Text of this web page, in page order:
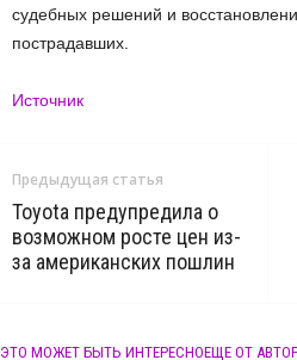
судебных решений и
пострадавших.
Источник
Предыдущая статья
Toyota предупредила о
возможном росте цен из-
за американских пошлин
ЭТО МОЖЕТ БЫТЬ ИНТЕРЕСНОЕЩЕ ОТ